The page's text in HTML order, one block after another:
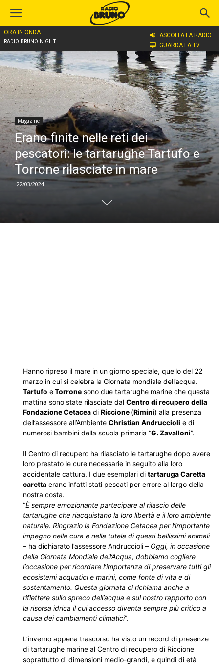
ORA IN ONDA
RADIO BRUNO NIGHT
ASCOLTA LA RADIO
GUARDA LA TV
Home
Magazine
Erano finite nelle reti dei
pescatori: le tartarughe Tartufo e
Torrone rilasciate in mare
22/03/2024
Hanno ripreso il mare in un giorno speciale, quello del 22
marzo in cui si celebra la Giornata mondiale dell’acqua.
Tartufo eTorrone sono due tartarughe marine che questa
mattina sono state rilasciate dal Centro di recupero della
Fondazione Cetacea di Riccione (Rimini) alla presenza
dell’assessore all’Ambiente Christian Andruccioli e di
numerosi bambini della scuola primaria “G. Zavalloni”.
Il Centro di recupero ha rilasciato le tartarughe dopo avere
loro prestato le cure necessarie in seguito alla loro
accidentale cattura. I due esemplari di tartaruga Caretta
caretta erano infatti stati pescati per errore al largo della
nostra costa.
“È sempre emozionante partecipare al rilascio delle
tartarughe che riacquistano la loro libertà e il loro ambiente
naturale. Ringrazio la Fondazione Cetacea per l’importante
impegno nella cura e nella tutela di questi bellissimi animali
– ha dichiarato l’assessore Andruccioli – Oggi, in occasione
della Giornata Mondiale dell’Acqua, dobbiamo cogliere
l’occasione per ricordare l’importanza di preservare tutti gli
ecosistemi acquatici e marini, come fonte di vita e di
sostentamento. Questa giornata ci richiama anche a
riflettere sullo spreco dell’acqua e sul nostro rapporto con
la risorsa idrica il cui accesso diventa sempre più critico a
causa dei cambiamenti climatici”.
L’inverno appena trascorso ha visto un record di presenze
di tartarughe marine al Centro di recupero di Riccione
soprattutto di dimensioni medio-grandi, e quindi di età